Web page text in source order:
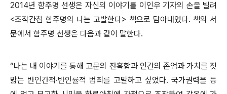
2014년 함주명 선생은 자신의 이야기를 이인우 기자의 손을 빌려
<조작간첩 함주명의 나는 고발한다> 책으로 담아내었다. 책의 서
문에서 함주명 선생은 다음과 같이 말한다.
“나는 내 이야기를 통해 고문의 잔혹함과 인간의 존엄과 가치를 짓
밟는 반인간적·반인률적 범죄를 고발하고 싶었다. 국가권력을 등